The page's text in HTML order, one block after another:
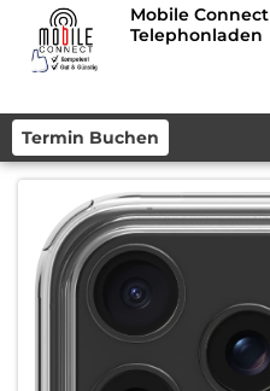
Mobile Connect
Telephonladen
Termin Buchen